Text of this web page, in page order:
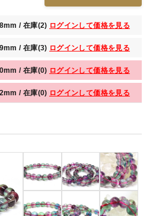
/ 在庫(2) ログインして価格を見る
/ 在庫(3) ログインして価格を見る
/ 在庫(0) ログインして価格を見る
/ 在庫(0) ログインして価格を見る